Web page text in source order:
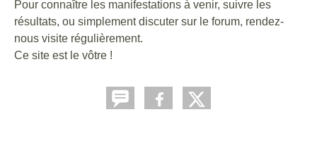
Pour connaître les manifestations à venir, suivre les
résultats, ou simplement discuter sur le forum, rendez-
nous visite régulièrement.
Ce site est le vôtre !